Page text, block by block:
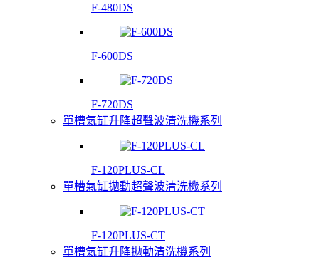
F-480DS
F-600DS
F-720DS
單槽氣缸升降超聲波清洗機系列
F-120PLUS-CL
單槽氣缸拋動超聲波清洗機系列
F-120PLUS-CT
單槽氣缸升降拋動清洗機系列